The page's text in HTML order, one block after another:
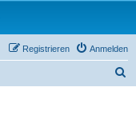
Anmelden
Registrieren